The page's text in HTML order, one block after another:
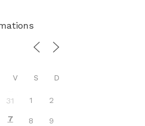
V S D
31 1 2
7 8 9